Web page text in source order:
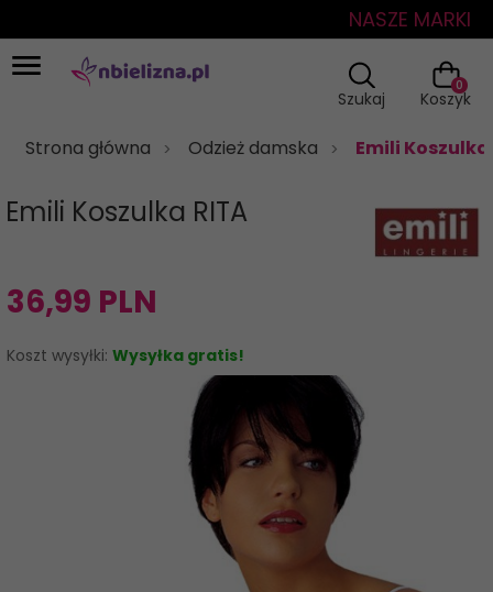
NASZE MARKI
Szukaj Koszyk
0
Strona główna Odzież damska Emili Koszulka
Emili Koszulka RITA
36,99 PLN
Koszt wysyłki: Wysyłka gratis!